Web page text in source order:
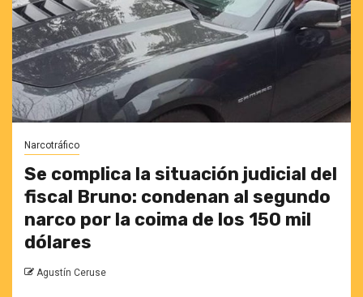
Narcotráfico
Se complica la situación judicial del
fiscal Bruno: condenan al segundo
narco por la coima de los 150 mil
dólares
Agustín Ceruse